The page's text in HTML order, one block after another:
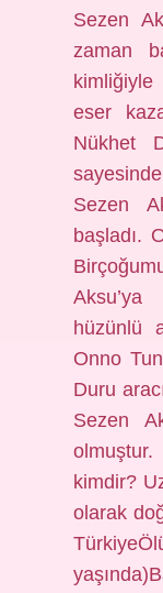
Sezen
zaman
eser
Nükhet
Sezen
başladı.
hüzünlü
Onno
Duru
Sezen
olmuştur.
kimdir?
olarak